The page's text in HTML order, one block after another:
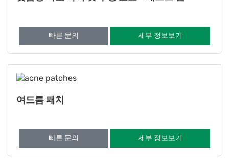
빠른 문의 세부 정보보기
여드름 패치
빠른 문의 세부 정보보기